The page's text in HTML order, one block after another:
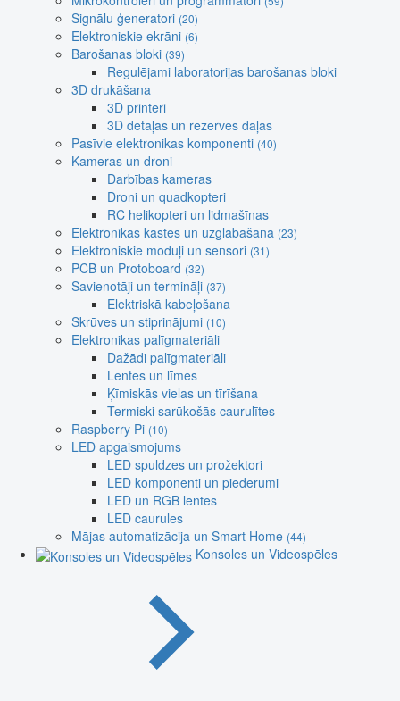
Signālu ģeneratori (20)
Elektroniskie ekrāni (6)
Barošanas bloki (39)
Regulējami laboratorijas barošanas bloki
3D drukāšana
3D printeri
3D detaļas un rezerves daļas
Pasīvie elektronikas komponenti (40)
Kameras un droni
Darbības kameras
Droni un quadkopteri
RC helikopteri un lidmašīnas
Elektronikas kastes un uzglabāšana (23)
Elektroniskie moduļi un sensori (31)
PCB un Protoboard (32)
Savienotāji un termināļi (37)
Elektriskā kabeļošana
Skrūves un stiprinājumi (10)
Elektronikas palīgmateriāli
Dažādi palīgmateriāli
Lentes un līmes
Ķīmiskās vielas un tīrīšana
Termiski sarūkošās caurulītes
Raspberry Pi (10)
LED apgaismojums
LED spuldzes un prožektori
LED komponenti un piederumi
LED un RGB lentes
LED caurules
Mājas automatizācija un Smart Home (44)
Konsoles un Videospēles